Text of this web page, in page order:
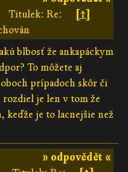
Titulek: Re:
[↑]
blbosť že ankapáckym
To môžete aj
prípadoch skôr či
je len v tom že
keďže je to lacnejšie než
» odpovědět «